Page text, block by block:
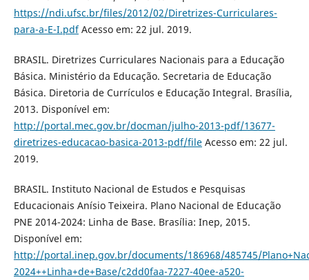
https://ndi.ufsc.br/files/2012/02/Diretrizes-Curriculares-
para-a-E-I.pdfAcesso em: 22 jul. 2019.
BRASIL. Diretrizes Curriculares Nacionais para a Educação
Básica. Ministério da Educação. Secretaria de Educação
Básica. Diretoria de Currículos e Educação Integral. Brasília,
2013. Disponível em:
http://portal.mec.gov.br/docman/julho-2013-pdf/13677-
diretrizes-educacao-basica-2013-pdf/fileAcesso em: 22 jul.
2019.
BRASIL. Instituto Nacional de Estudos e Pesquisas
Educacionais Anísio Teixeira. Plano Nacional de Educação
PNE 2014-2024: Linha de Base. Brasília: Inep, 2015.
Disponível em:
http://portal.inep.gov.br/documents/186968/485745/
2024++Linha+de+Base/c2dd0faa-7227-40ee-a520-